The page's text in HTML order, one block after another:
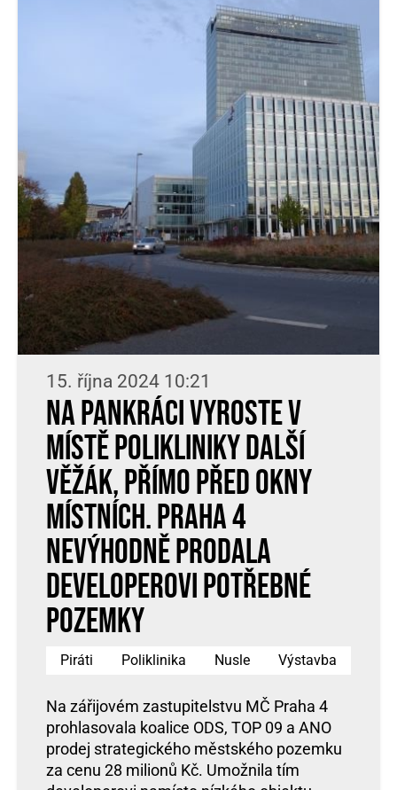
15. října 2024 10:21
Na Pankráci vyroste v
místě polikliniky další
věžák, přímo před okny
místních. Praha 4
nevýhodně prodala
developerovi potřebné
pozemky
Piráti Poliklinika Nusle Výstavba
Na zářijovém zastupitelstvu MČ Praha 4
prohlasovala koalice ODS, TOP 09 a ANO
prodej strategického městského pozemku
za cenu 28 milionů Kč. Umožnila tím